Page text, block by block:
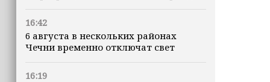
16:42
6 августа в нескольких районах
Чечни временно отключат свет
16:19